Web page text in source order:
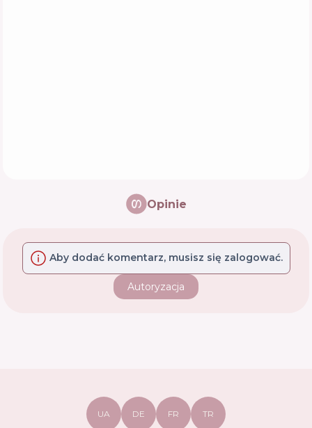
Opinie
Aby dodać komentarz, musisz się zalogować.
Autoryzacja
UA DE FR TR